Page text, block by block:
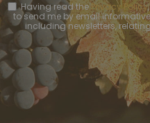
Having read thePrivacy Policy
to send me by email
including newsletters,